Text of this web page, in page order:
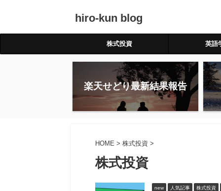
hiro-kun blog
株式投資 英語
楽天せどり最新結果報告
HOME > 株式投資 >
株式投資
new 人気記事 株式投資